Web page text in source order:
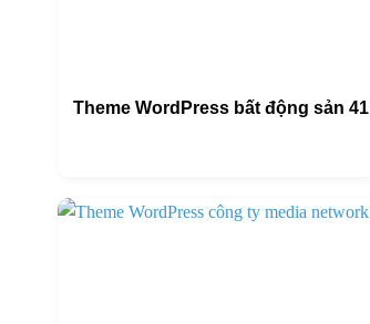
Theme WordPress bất động sản 41